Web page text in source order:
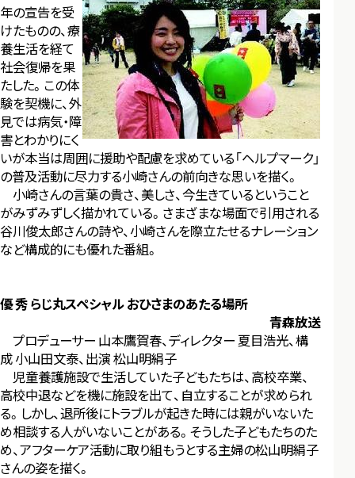
年の宣告を受
けたものの、療
養生活を経て
社会復帰を果
たした。この体
験を契機に、外
見では病気・障
害とわかりにく
いが本当は周囲に援助や配慮を求めている「ヘルプマーク」
の普及活動に尽力する小崎さんの前向きな思いを描く。
小崎さんの言葉の貴さ、美しさ、今生きているということ
がみずみずしく描かれている。さまざまな場面で引用される
谷川俊太郎さんの詩や、小崎さんを際立たせるナレーション
など構成的にも優れた番組。
優 秀 らじ丸スペシャル おひさまのあたる場所
青森放送
プロデューサー 山本鷹賀春、ディレクター 夏目浩光、構
成 小山田文泰、出演 松山明絹子
児童養護施設で生活していた子どもたちは、高校卒業、
高校中退などを機に施設を出て、自立することが求められ
る。しかし、退所後にトラブルが起きた時には親がいないた
め相談する人がいないことがある。そうした子どもたちのた
め、アフターケア活動に取り組もうとする主婦の松山明絹子
さんの姿を描く。